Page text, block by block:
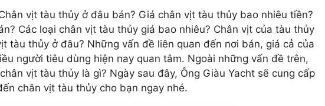
vịt tàu thủy ở đâu bán? Giá chân vịt tàu thủy bao nhiêu tiền?
Các loại chân vịt tàu thủy giá bao nhiêu? Chân vịt của tàu thủy
tàu thủy ở đâu? Những vấn đề liên quan đến nơi bán, giá cả của
người tiêu dùng hiện nay quan tâm. Ngoài những vấn đề trên,
vịt tàu thủy là gì? Ngày sau đây, Ông Giàu Yacht sẽ cung cấp
chân vịt tàu thủy cho bạn ngay nhé.